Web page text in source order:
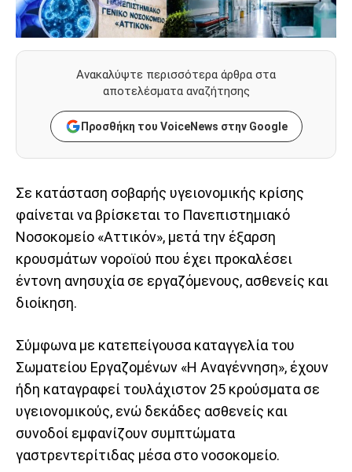
Ανακαλύψτε περισσότερα άρθρα στα
αποτελέσματα αναζήτησης
Προσθήκη του VoiceNews στην Google
Σε κατάσταση σοβαρής υγειονομικής κρίσης
φαίνεται να βρίσκεται το Πανεπιστημιακό
Νοσοκομείο «Αττικόν», μετά την έξαρση
κρουσμάτων νοροϊού που έχει προκαλέσει
έντονη ανησυχία σε εργαζόμενους, ασθενείς και
διοίκηση.
Σύμφωνα με κατεπείγουσα καταγγελία του
Σωματείου Εργαζομένων «Η Αναγέννηση», έχουν
ήδη καταγραφεί τουλάχιστον 25 κρούσματα σε
υγειονομικούς, ενώ δεκάδες ασθενείς και
συνοδοί εμφανίζουν συμπτώματα
γαστρεντερίτιδας μέσα στο νοσοκομείο.